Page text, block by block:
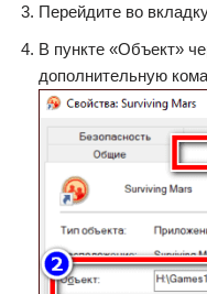
Перейдите во
В пункте «Объект»
дополнительную